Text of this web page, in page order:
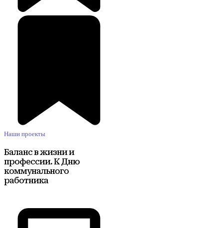
Наши проекты
Баланс в жизни и
профессии. К Дню
коммунального
работника